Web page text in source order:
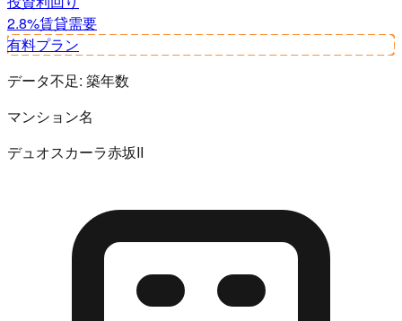
2.8%賃貸需要
有料プラン
データ不足: 築年数
マンション名
デュオスカーラ赤坂II